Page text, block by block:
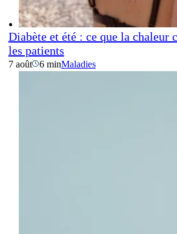
Diabète et été : ce que la chaleur
les patients
7 août 6 minMaladies